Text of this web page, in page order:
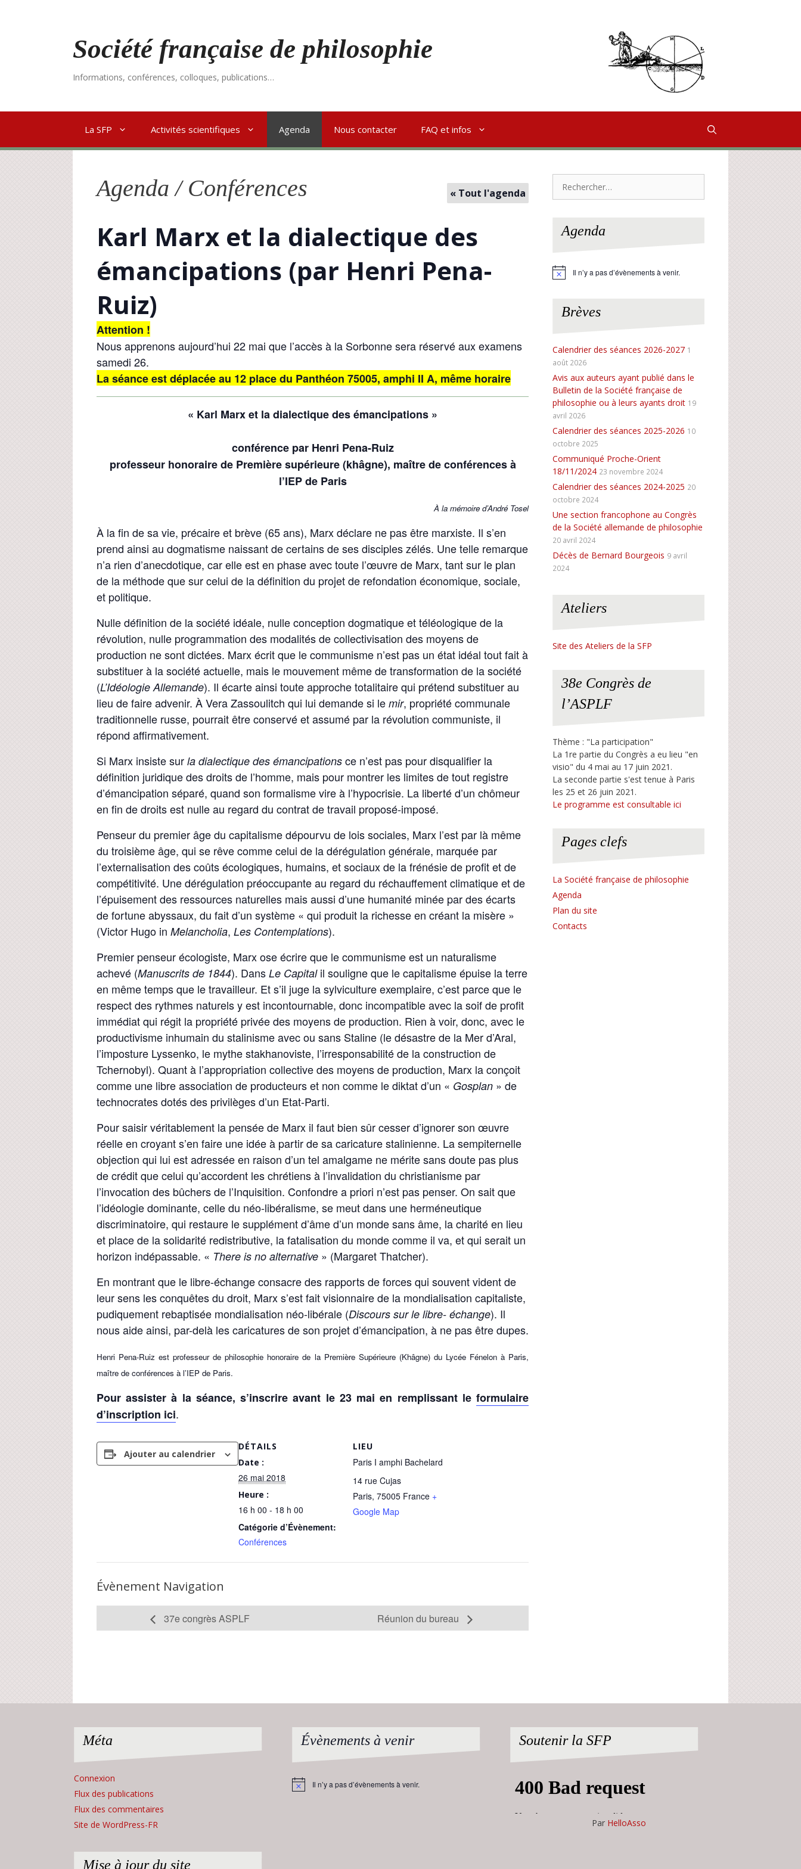
Société française de philosophie
Informations, conférences, colloques, publications…
La SFP Activités scientifiques Agenda Nous contacter FAQ et infos
« Tout l'agenda
Agenda / Conférences
Karl Marx et la dialectique des
émancipations (par Henri Pena-
Ruiz)
DÉTAILS
Date :
26 mai 2018
Heure :
16 h 00 - 18 h 00
Catégorie d’Évènement:
Conférences
LIEU
Paris I amphi Bachelard
14 rue Cujas
Paris, 75005 France +
Google Map
Attention !
Nous apprenons aujourd’hui 22 mai que l’accès à la Sorbonne sera réservé aux examens
samedi 26.
La séance est déplacée au 12 place du Panthéon 75005, amphi II A, même horaire
« Karl Marx et la dialectique des émancipations »
conférence par Henri Pena-Ruiz
professeur honoraire de Première supérieure (khâgne), maître de conférences à
l’IEP de Paris
À la mémoire d’André Tosel
À la fin de sa vie, précaire et brève (65 ans), Marx déclare ne pas être marxiste. Il s’en
prend ainsi au dogmatisme naissant de certains de ses disciples zélés. Une telle remarque
n’a rien d’anecdotique, car elle est en phase avec toute l’œuvre de Marx, tant sur le plan
de la méthode que sur celui de la définition du projet de refondation économique, sociale,
et politique.
Nulle définition de la société idéale, nulle conception dogmatique et téléologique de la
révolution, nulle programmation des modalités de collectivisation des moyens de
production ne sont dictées. Marx écrit que le communisme n’est pas un état idéal tout fait à
substituer à la société actuelle, mais le mouvement même de transformation de la société
(L’Idéologie Allemande). Il écarte ainsi toute approche totalitaire qui prétend substituer au
lieu de faire advenir. À Vera Zassoulitch qui lui demande si le mir, propriété communale
traditionnelle russe, pourrait être conservé et assumé par la révolution communiste, il
répond affirmativement.
Si Marx insiste sur la dialectique des émancipations ce n’est pas pour disqualifier la
définition juridique des droits de l’homme, mais pour montrer les limites de tout registre
d’émancipation séparé, quand son formalisme vire à l’hypocrisie. La liberté d’un chômeur
en fin de droits est nulle au regard du contrat de travail proposé-imposé.
Penseur du premier âge du capitalisme dépourvu de lois sociales, Marx l’est par là même
du troisième âge, qui se rêve comme celui de la dérégulation générale, marquée par
l’externalisation des coûts écologiques, humains, et sociaux de la frénésie de profit et de
compétitivité. Une dérégulation préoccupante au regard du réchauffement climatique et de
l’épuisement des ressources naturelles mais aussi d’une humanité minée par des écarts
de fortune abyssaux, du fait d’un système « qui produit la richesse en créant la misère »
(Victor Hugo in Melancholia, Les Contemplations).
Premier penseur écologiste, Marx ose écrire que le communisme est un naturalisme
achevé (Manuscrits de 1844). Dans Le Capitalil souligne que le capitalisme épuise la terre
en même temps que le travailleur. Et s’il juge la sylviculture exemplaire, c’est parce que le
respect des rythmes naturels y est incontournable, donc incompatible avec la soif de profit
immédiat qui régit la propriété privée des moyens de production. Rien à voir, donc, avec le
productivisme inhumain du stalinisme avec ou sans Staline (le désastre de la Mer d’Aral,
l’imposture Lyssenko, le mythe stakhanoviste, l’irresponsabilité de la construction de
Tchernobyl). Quant à l’appropriation collective des moyens de production, Marx la conçoit
comme une libre association de producteurs et non comme le diktat d’un « Gosplan » de
technocrates dotés des privilèges d’un Etat-Parti.
Pour saisir véritablement la pensée de Marx il faut bien sûr cesser d’ignorer son œuvre
réelle en croyant s’en faire une idée à partir de sa caricature stalinienne. La sempiternelle
objection qui lui est adressée en raison d’un tel amalgame ne mérite sans doute pas plus
de crédit que celui qu’accordent les chrétiens à l’invalidation du christianisme par
l’invocation des bûchers de l’Inquisition. Confondre a priori n’est pas penser. On sait que
l’idéologie dominante, celle du néo-libéralisme, se meut dans une herméneutique
discriminatoire, qui restaure le supplément d’âme d’un monde sans âme, la charité en lieu
et place de la solidarité redistributive, la fatalisation du monde comme il va, et qui serait un
horizon indépassable. « There is no alternative » (Margaret Thatcher).
En montrant que le libre-échange consacre des rapports de forces qui souvent vident de
leur sens les conquêtes du droit, Marx s’est fait visionnaire de la mondialisation capitaliste,
pudiquement rebaptisée mondialisation néo-libérale (Discours sur le libre- échange). Il
nous aide ainsi, par-delà les caricatures de son projet d’émancipation, à ne pas être dupes.
Henri Pena-Ruiz est professeur de philosophie honoraire de la Première Supérieure (Khâgne) du Lycée Fénelon à Paris,
maître de conférences à l’IEP de Paris.
Pour assister à la séance, s’inscrire avant le 23 mai en remplissant le formulaire
d’inscription ici.
Ajouter au calendrier
Évènement Navigation
37e congrès ASPLF Réunion du bureau
Agenda
N
Il n’y a pas d’évènements à venir.
Brèves
Calendrier des séances 2026-2027 1
août 2026
Avis aux auteurs ayant publié dans le
Bulletin de la Société française de
philosophie ou à leurs ayants droit 19
avril 2026
Calendrier des séances 2025-2026 10
octobre 2025
Communiqué Proche-Orient
18/11/2024 23 novembre 2024
Calendrier des séances 2024-2025 20
octobre 2024
Une section francophone au Congrès
de la Société allemande de philosophie
20 avril 2024
Décès de Bernard Bourgeois 9 avril
2024
Ateliers
Site des Ateliers de la SFP
38e Congrès de
l’ASPLF
Thème : "La participation"
La 1re partie du Congrès a eu lieu "en
visio" du 4 mai au 17 juin 2021.
La seconde partie s'est tenue à Paris
les 25 et 26 juin 2021.
Le programme est consultable ici
Pages clefs
La Société française de philosophie
Agenda
Plan du site
Contacts
Méta
Connexion
Flux des publications
Flux des commentaires
Site de WordPress-FR
Mise à jour du site
Évènements à venir
Notice Il n’y a pas d’évènements à venir.
Soutenir la SFP
Par HelloAsso